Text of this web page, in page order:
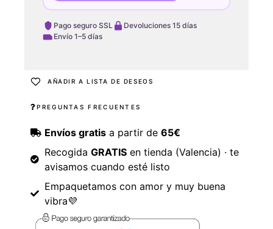
Pago seguro SSL
Devoluciones 15 días
Envío 1–5 días
AÑADIR A LISTA DE DESEOS
PREGUNTAS FRECUENTES
Envíos gratisa partir de 65€
Recogida GRATISen tienda (Valencia) · te
avisamos cuando esté listo
Empaquetamos con amor y muy buena
vibra💜